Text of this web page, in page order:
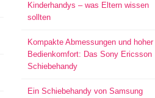
Kinderhandys – was Eltern wissen
sollten
Kompakte Abmessungen und hoher
Bedienkomfort: Das Sony Ericsson
Schiebehandy
Ein Schiebehandy von Samsung